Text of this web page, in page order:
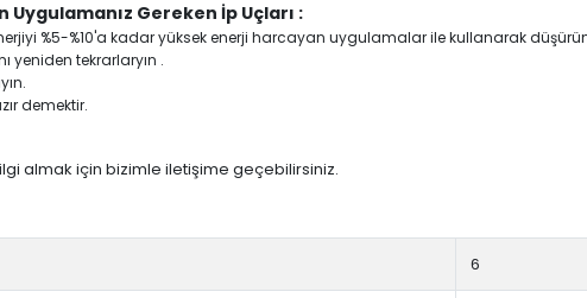
Gereken İp Uçları :
%5-%10'a kadar yüksek enerji harcayan uygulamalar ile kullanarak
yeniden tekrarlaryın .
demektir.
almak için bizimle iletişime geçebilirsiniz.
6